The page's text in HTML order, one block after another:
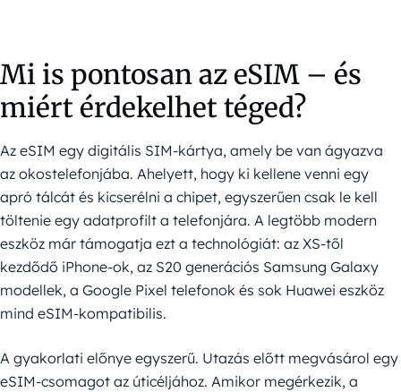
Mi is pontosan az eSIM – és
miért érdekelhet téged?
Az eSIM egy digitális SIM-kártya, amely be van ágyazva
az okostelefonjába. Ahelyett, hogy ki kellene venni egy
apró tálcát és kicserélni a chipet, egyszerűen csak le kell
töltenie egy adatprofilt a telefonjára. A legtöbb modern
eszköz már támogatja ezt a technológiát: az XS-től
kezdődő iPhone-ok, az S20 generációs Samsung Galaxy
modellek, a Google Pixel telefonok és sok Huawei eszköz
mind eSIM-kompatibilis.
A gyakorlati előnye egyszerű. Utazás előtt megvásárol egy
eSIM-csomagot az úticéljához. Amikor megérkezik, a